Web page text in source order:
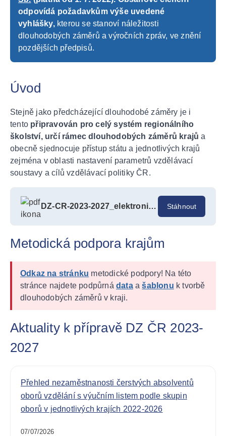
odpovídá požadavkům výše uvedené
vyhlášky, kterou se stanoví náležitosti
dlouhodobých záměrů a výročních zpráv, ve znění
pozdějších předpisů.
Úvod
Stejně jako předcházející dlouhodobé záměry je i
tento připravován pro celý systém regionálního
školství, určí rámec dlouhodobých záměrů krajů a
obecně sjednocuje přístup státu a jednotlivých krajů
zejména v oblasti nastavení parametrů vzdělávací
soustavy a cílů vzdělávací politiky ČR.
DZ-CR-2023-2027_elektronicka-publikace Stáhnout
Metodická podpora krajům
Odkaz na stránku metodické podpory! Na této
stránce najdete podpůrná dataašablonu k tvorbě
dlouhodobých záměrů v kraji.
Aktuality k přípravě DZ ČR 2023-
2027
Přehled nezaměstnanosti čerstvých absolventů
oborů vzdělání s výučním listem podle skupin
oborů v jednotlivých krajích 2022-2026
07/07/2026